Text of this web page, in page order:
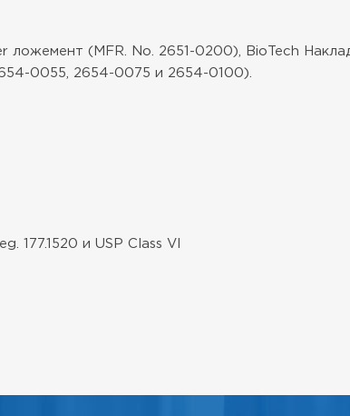
ложемент (MFR. No. 2651-0200), BioTech
0055, 2654-0075 и 2654-0100).
177.1520 и USP Class VI